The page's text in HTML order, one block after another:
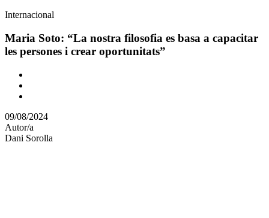
Àmbit
la
notícia
Internacional
Maria Soto: “La nostra filosofia es basa a capacitar
les persones i crear oportunitats”
Comparteix
altres
xarxes
socials
09/08/2024
Autor/a
Dani Sorolla